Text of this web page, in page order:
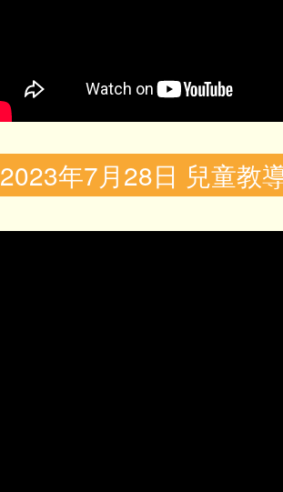
2023年7月28日 兒童教